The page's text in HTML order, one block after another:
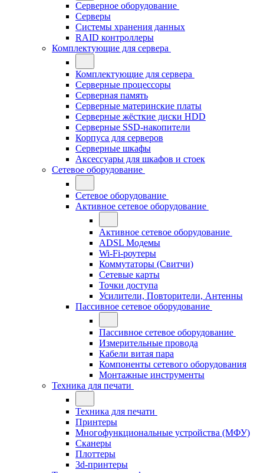
Серверное оборудование
Серверы
Системы хранения данных
RAID контроллеры
Комплектующие для сервера
Комплектующие для сервера
Серверные процессоры
Серверная память
Серверные материнские платы
Серверные жёсткие диски HDD
Серверные SSD-накопители
Корпуса для серверов
Серверные шкафы
Аксессуары для шкафов и стоек
Сетевое оборудование
Сетевое оборудование
Активное сетевое оборудование
Активное сетевое оборудование
ADSL Модемы
Wi-Fi-роутеры
Коммутаторы (Свитчи)
Сетевые карты
Точки доступа
Усилители, Повторители, Антенны
Пассивное сетевое оборудование
Пассивное сетевое оборудование
Измерительные провода
Кабели витая пара
Компоненты сетевого оборудования
Монтажные инструменты
Техника для печати
Техника для печати
Принтеры
Многофункциональные устройства (МФУ)
Сканеры
Плоттеры
3d-принтеры